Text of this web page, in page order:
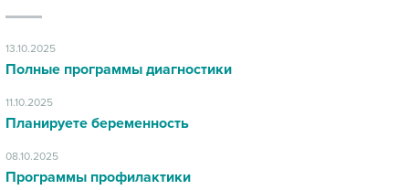
13.10.2025
Полные программы диагностики
11.10.2025
Планируете беременность
08.10.2025
Программы профилактики